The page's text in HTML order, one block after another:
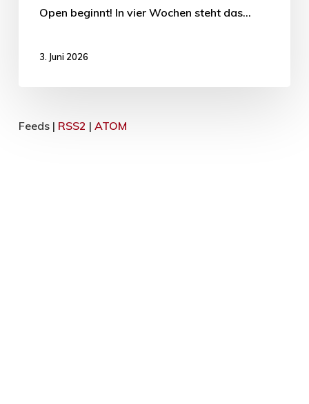
Open beginnt! In vier Wochen steht das…
3. Juni 2026
Feeds | RSS2 | ATOM